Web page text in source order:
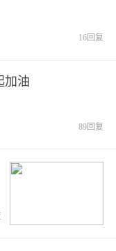
16回复
加油
89回复